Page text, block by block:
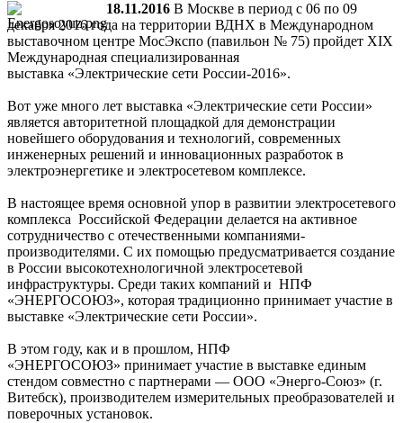
18.11.2016 В Москве в период с 06 по 09
декабря 2016 года на территории ВДНХ в Международном
выставочном центре МосЭкспо (павильон № 75) пройдет XIX
Международная специализированная
выставка «Электрические сети России-2016».
Вот уже много лет выставка «Электрические сети России»
является авторитетной площадкой для демонстрации
новейшего оборудования и технологий, современных
инженерных решений и инновационных разработок в
электроэнергетике и электросетевом комплексе.
В настоящее время основной упор в развитии электросетевого
комплекса Российской Федерации делается на активное
сотрудничество с отечественными компаниями-
производителями. С их помощью предусматривается создание
в России высокотехнологичной электросетевой
инфраструктуры. Среди таких компаний и НПФ
«ЭНЕРГОСОЮЗ», которая традиционно принимает участие в
выставке «Электрические сети России».
В этом году, как и в прошлом, НПФ
«ЭНЕРГОСОЮЗ» принимает участие в выставке единым
стендом совместно с партнерами — ООО «Энерго-Союз» (г.
Витебск), производителем измерительных преобразователей и
поверочных установок.